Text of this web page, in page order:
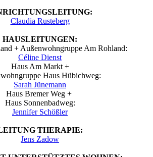
Claudia Rusteberg
HAUSLEITUNGEN:
+ Außenwohngruppe Am Rohland:
Céline Dienst
Haus Am Markt +
Haus Hübichweg:
Sarah Jünemann
Haus Bremer Weg +
Haus Sonnenbadweg:
Jennifer Schößler
THERAPIE:
Jens Zadow